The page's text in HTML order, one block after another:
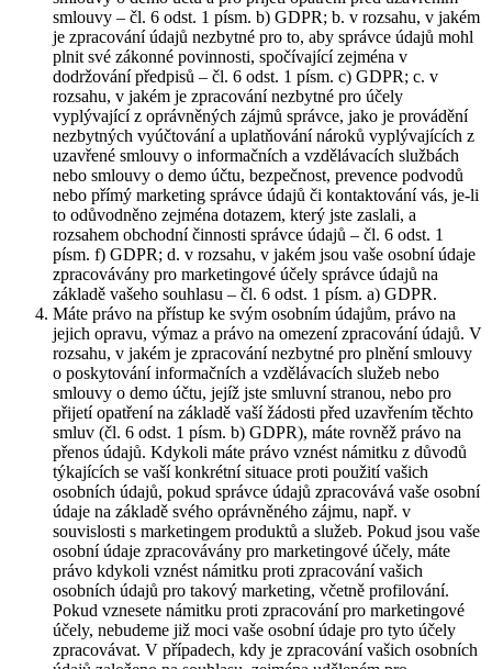
smlouvy – čl. 6 odst. 1 písm. b) GDPR; b. v rozsahu, v jakém
je zpracování údajů nezbytné pro to, aby správce údajů mohl
plnit své zákonné povinnosti, spočívající zejména v
dodržování předpisů – čl. 6 odst. 1 písm. c) GDPR; c. v
rozsahu, v jakém je zpracování nezbytné pro účely
vyplývající z oprávněných zájmů správce, jako je provádění
nezbytných vyúčtování a uplatňování nároků vyplývajících z
uzavřené smlouvy o informačních a vzdělávacích službách
nebo smlouvy o demo účtu, bezpečnost, prevence podvodů
nebo přímý marketing správce údajů či kontaktování vás, je-li
to odůvodněno zejména dotazem, který jste zaslali, a
rozsahem obchodní činnosti správce údajů – čl. 6 odst. 1
písm. f) GDPR; d. v rozsahu, v jakém jsou vaše osobní údaje
zpracovávány pro marketingové účely správce údajů na
základě vašeho souhlasu – čl. 6 odst. 1 písm. a) GDPR.
Máte právo na přístup ke svým osobním údajům, právo na
jejich opravu, výmaz a právo na omezení zpracování údajů. V
rozsahu, v jakém je zpracování nezbytné pro plnění smlouvy
o poskytování informačních a vzdělávacích služeb nebo
smlouvy o demo účtu, jejíž jste smluvní stranou, nebo pro
přijetí opatření na základě vaší žádosti před uzavřením těchto
smluv (čl. 6 odst. 1 písm. b) GDPR), máte rovněž právo na
přenos údajů. Kdykoli máte právo vznést námitku z důvodů
týkajících se vaší konkrétní situace proti použití vašich
osobních údajů, pokud správce údajů zpracovává vaše osobní
údaje na základě svého oprávněného zájmu, např. v
souvislosti s marketingem produktů a služeb. Pokud jsou vaše
osobní údaje zpracovávány pro marketingové účely, máte
právo kdykoli vznést námitku proti zpracování vašich
osobních údajů pro takový marketing, včetně profilování.
Pokud vznesete námitku proti zpracování pro marketingové
účely, nebudeme již moci vaše osobní údaje pro tyto účely
zpracovávat. V případech, kdy je zpracování vašich osobních